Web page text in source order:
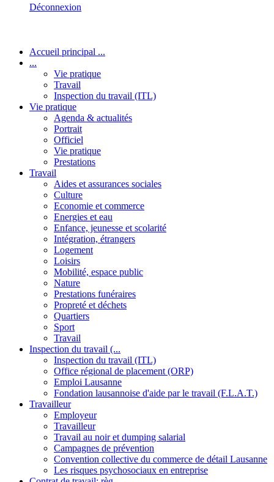
Déconnexion
Accueil principal ...
...
Vie pratique
Travail
Inspection du travail (ITL)
Vie pratique
Agenda & actualités
Portrait
Officiel
Vie pratique
Prestations
Travail
Aides et assurances sociales
Culture
Economie et commerce
Energies et eau
Enfance, jeunesse et scolarité
Intégration, étrangers
Logement
Loisirs
Mobilité, espace public
Nature
Prestations funéraires
Propreté et déchets
Quartiers
Sport
Travail
Inspection du travail (...
Inspection du travail (ITL)
Office régional de placement (ORP)
Emploi Lausanne
Fondation lausannoise d'aide par le travail (F.L.A.T.)
Travailleur
Employeur
Travailleur
Travail au noir et dumping salarial
Campagnes de prévention
Convention collective du commerce de détail Lausanne
Les risques psychosociaux en entreprise